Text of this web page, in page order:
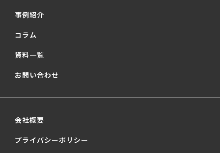
事例紹介
コラム
資料一覧
お問い合わせ
会社概要
プライバシーポリシー